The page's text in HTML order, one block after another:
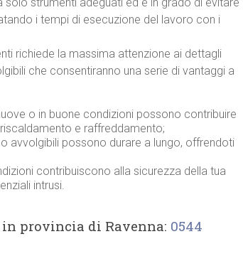
i tempi di esecuzione del lavoro con i
richiede la massima attenzione ai dettagli
che consentiranno una serie di vantaggi a
o in buone condizioni possono contribuire
e raffreddamento;
avvolgibili possono durare a lungo, offrendoti
contribuiscono alla sicurezza della tua
intrusi.
provincia di Ravenna: 0544